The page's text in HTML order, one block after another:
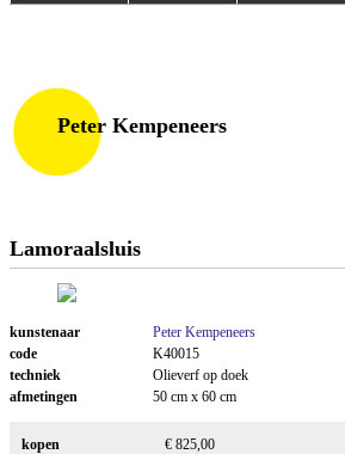
Peter Kempeneers
Lamoraalsluis
kunstenaar
Peter Kempeneers
code
K40015
techniek
Olieverf op doek
afmetingen
50 cm x 60 cm
kopen
€ 825,00